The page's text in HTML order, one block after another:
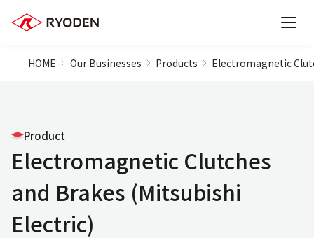
HOME Our Businesses Products Electromagnetic
Product
Electromagnetic Clutches
and Brakes (Mitsubishi
Electric)